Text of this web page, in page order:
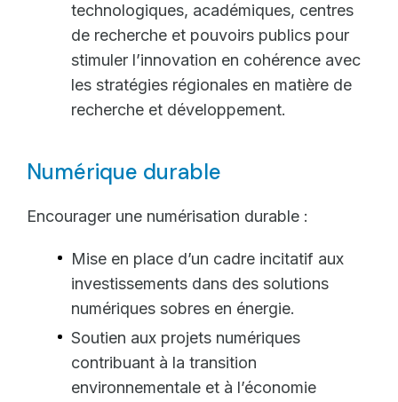
technologiques, académiques, centres
de recherche et pouvoirs publics pour
stimuler l’innovation en cohérence avec
les stratégies régionales en matière de
recherche et développement.
Numérique durable
Encourager une numérisation durable :
Mise en place d’un cadre incitatif aux
investissements dans des solutions
numériques sobres en énergie.
Soutien aux projets numériques
contribuant à la transition
environnementale et à l’économie